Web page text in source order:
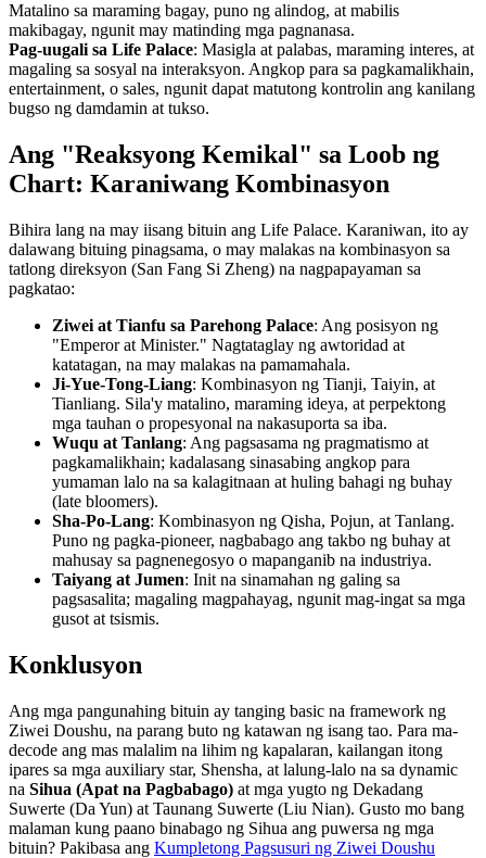
Matalino sa maraming bagay, puno ng alindog, at mabilis
makibagay, ngunit may matinding mga pagnanasa.
Pag-uugali sa Life Palace: Masigla at palabas, maraming interes, at
magaling sa sosyal na interaksyon. Angkop para sa pagkamalikhain,
entertainment, o sales, ngunit dapat matutong kontrolin ang kanilang
bugso ng damdamin at tukso.
Ang "Reaksyong Kemikal" sa Loob ng
Chart: Karaniwang Kombinasyon
Bihira lang na may iisang bituin ang Life Palace. Karaniwan, ito ay
dalawang bituing pinagsama, o may malakas na kombinasyon sa
tatlong direksyon (San Fang Si Zheng) na nagpapayaman sa
pagkatao:
Ziwei at Tianfu sa Parehong Palace: Ang posisyon ng
"Emperor at Minister." Nagtataglay ng awtoridad at
katatagan, na may malakas na pamamahala.
Ji-Yue-Tong-Liang: Kombinasyon ng Tianji, Taiyin, at
Tianliang. Sila'y matalino, maraming ideya, at perpektong
mga tauhan o propesyonal na nakasuporta sa iba.
Wuqu at Tanlang: Ang pagsasama ng pragmatismo at
pagkamalikhain; kadalasang sinasabing angkop para
yumaman lalo na sa kalagitnaan at huling bahagi ng buhay
(late bloomers).
Sha-Po-Lang: Kombinasyon ng Qisha, Pojun, at Tanlang.
Puno ng pagka-pioneer, nagbabago ang takbo ng buhay at
mahusay sa pagnenegosyo o mapanganib na industriya.
Taiyang at Jumen: Init na sinamahan ng galing sa
pagsasalita; magaling magpahayag, ngunit mag-ingat sa mga
gusot at tsismis.
Konklusyon
Ang mga pangunahing bituin ay tanging basic na framework ng
Ziwei Doushu, na parang buto ng katawan ng isang tao. Para ma-
decode ang mas malalim na lihim ng kapalaran, kailangan itong
ipares sa mga auxiliary star, Shensha, at lalung-lalo na sa dynamic
na Sihua (Apat na Pagbabago) at mga yugto ng Dekadang
Suwerte (Da Yun) at Taunang Suwerte (Liu Nian). Gusto mo bang
malaman kung paano binabago ng Sihua ang puwersa ng mga
bituin? Pakibasa ang Kumpletong Pagsusuri ng Ziwei Doushu